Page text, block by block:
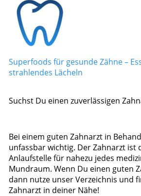
Superfoods für gesunde Zähne –
strahlendes Lächeln
Suchst Du einen zuverlässigen
Bei einem guten Zahnarzt in
unfassbar wichtig. Der Zahnarzt ist
Anlaufstelle für nahezu jedes
Mundraum. Wenn Du einen guten
dann nutze unser Verzeichnis und
Zahnarzt in deiner Nähe!